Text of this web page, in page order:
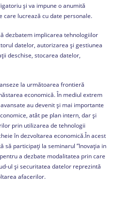
și va impune o anumită
lucrează cu date personale.
dezbatem implicarea tehnologiilor
datelor, autorizarea și gestiunea
deschise, stocarea datelor,
la următoarea frontieră
economică. În mediul extrem
au devenit și mai importante
atât pe plan intern, dar și
prin utilizarea de tehnologii
în dezvoltarea economică.În acest
să participați la seminarul ”Inovația in
a dezbate modalitatea prin care
ul și securitatea datelor reprezintă
afacerilor.